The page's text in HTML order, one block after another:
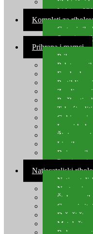
Električni
Lithium
Kompleti za ribolov
Gotovi
Setovi za
Prihrana i mamci
Prihrana za
Pelete za
Feeder
Partikli za
Zemlja za
Praškasti
Tekući
Gel i sprej
Lovni
Živi mamci
Ljepilo za
Boje za
Provjereni
Natjecateljski
Nastavci
Šteke za
Gume i
Držači
Match